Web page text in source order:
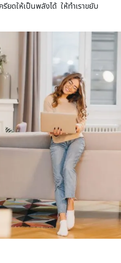
รียดให้เป็นพลังได้ ให้ทำเราขยับ